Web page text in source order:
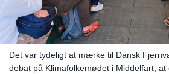
Det var tydeligt at mærke til Dansk
debat på Klimafolkemødet i Middelfart,